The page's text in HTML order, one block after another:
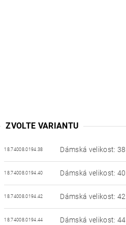
ZVOLTE VARIANTU
18.74008.0194.38 Dámská velikost: 38
18.74008.0194.40 Dámská velikost: 40
18.74008.0194.42 Dámská velikost: 42
18.74008.0194.44 Dámská velikost: 44